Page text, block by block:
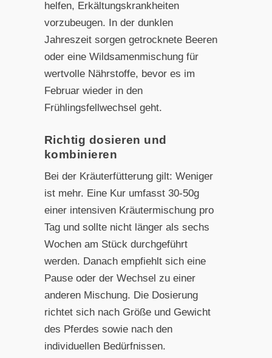
helfen, Erkältungskrankheiten
vorzubeugen. In der dunklen
Jahreszeit sorgen getrocknete Beeren
oder eine Wildsamenmischung für
wertvolle Nährstoffe, bevor es im
Februar wieder in den
Frühlingsfellwechsel geht.
Richtig dosieren und
kombinieren
Bei der Kräuterfütterung gilt: Weniger
ist mehr. Eine Kur umfasst 30-50g
einer intensiven Kräutermischung pro
Tag und sollte nicht länger als sechs
Wochen am Stück durchgeführt
werden. Danach empfiehlt sich eine
Pause oder der Wechsel zu einer
anderen Mischung. Die Dosierung
richtet sich nach Größe und Gewicht
des Pferdes sowie nach den
individuellen Bedürfnissen.